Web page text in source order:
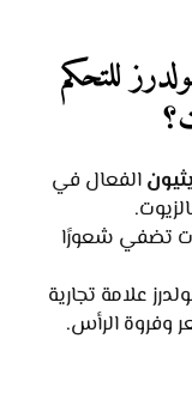
للتحكم
الفعال في
تضفي شعورًا
علامة تجارية
وفروة الرأس.